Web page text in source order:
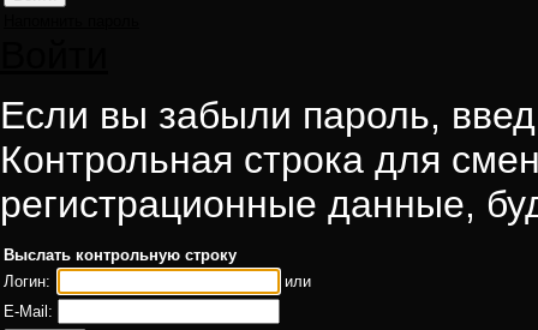
Если вы забыли пароль,
Контрольная строка для
регистрационные данные,
Выслать контрольную строку
Логин:
или
E-Mail: